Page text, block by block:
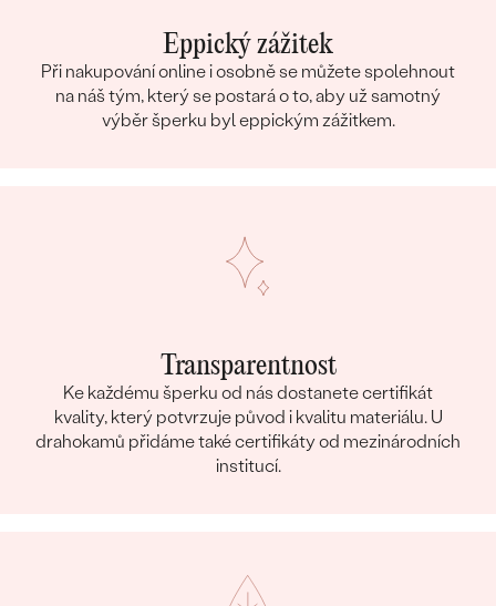
Eppický zážitek
Při nakupování online i osobně se můžete spolehnout
na náš tým, který se postará o to, aby už samotný
výběr šperku byl eppickým zážitkem.
Transparentnost
Ke každému šperku od nás dostanete certifikát
kvality, který potvrzuje původ i kvalitu materiálu. U
drahokamů přidáme také certifikáty od mezinárodních
institucí.